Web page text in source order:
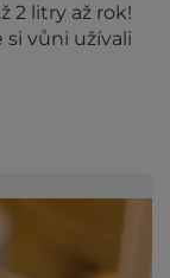
2 litry až rok!
si vůni užívali